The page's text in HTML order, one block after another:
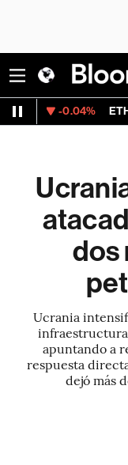
ETH/USD
dos
Ucrania
apuntando a
respuesta
dejó más